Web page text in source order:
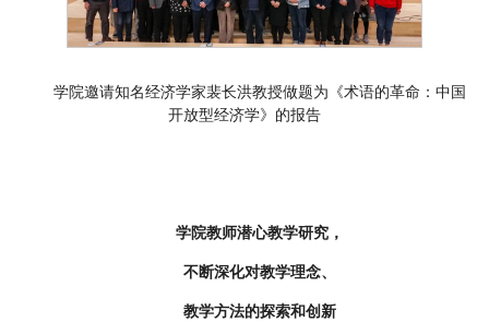
学院邀请知名经济学家裴长洪教授做题为《术语的革命：中国
开放型经济学》的报告
学院教师潜心教学研究，
不断深化对教学理念、
教学方法的探索和创新